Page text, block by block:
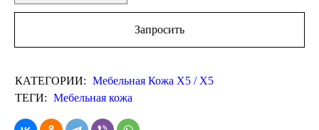
Запросить
КАТЕГОРИИ: Мебельная Кожа Х5 / X5
ТЕГИ: Мебельная кожа